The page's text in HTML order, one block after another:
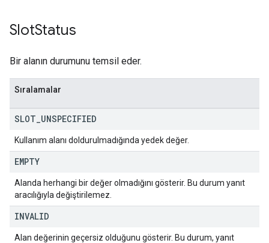
SlotStatus
Bir alanın durumunu temsil eder.
Sıralamalar
SLOT UNSPECIFIED
Kullanım alanı doldurulmadığında yedek değer.
EMPTY
Alanda herhangi bir değer olmadığını gösterir. Bu durum yanıt
aracılığıyla değiştirilemez.
INVALID
Alan değerinin geçersiz olduğunu gösterir. Bu durum, yanıt